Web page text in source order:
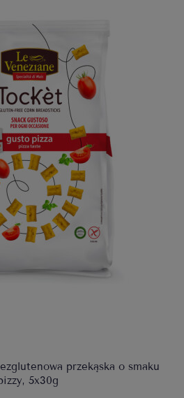
przekąska o smaku
5x30g